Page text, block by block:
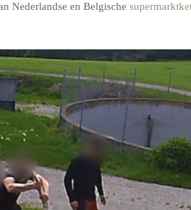
Nederlandse en Belgische